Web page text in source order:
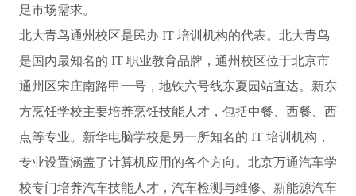
足市场需求。
北大青鸟通州校区是民办 IT 培训机构的代表。北大青鸟
是国内最知名的 IT 职业教育品牌，通州校区位于北京市
通州区宋庄南路甲一号，地铁六号线东夏园站直达。新东
方烹饪学校主要培养烹饪技能人才，包括中餐、西餐、西
点等专业。新华电脑学校是另一所知名的 IT 培训机构，
专业设置涵盖了计算机应用的各个方向。北京万通汽车学
校专门培养汽车技能人才，汽车检测与维修、新能源汽车